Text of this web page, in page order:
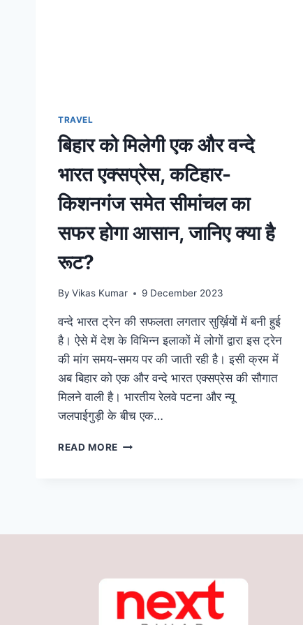
TRAVEL
बिहार को मिलेगी एक और वन्दे
भारत एक्सप्रेस, कटिहार-
किशनगंज समेत सीमांचल का
सफर होगा आसान, जानिए क्या है
रूट?
By Vikas Kumar 9 December 2023
वन्दे भारत ट्रेन की सफलता लगतार सुर्ख़ियों में बनी हुई
है। ऐसे में देश के विभिन्न इलाकों में लोगों द्वारा इस ट्रेन
की मांग समय-समय पर की जाती रही है। इसी क्रम में
अब बिहार को एक और वन्दे भारत एक्सप्रेस की सौगात
मिलने वाली है। भारतीय रेलवे पटना और न्यू
जलपाईगुड़ी के बीच एक…
READ MORE बिहार
भारत
समेत
सीमांचल
का